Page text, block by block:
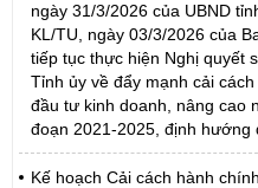
ngày 31/3/2026 của UBND
KL/TU, ngày 03/3/2026 của
tiếp tục thực hiện Nghị quyết
Tỉnh ủy về đẩy mạnh cải
đầu tư kinh doanh, nâng cao
đoạn 2021-2025, định hướng
Kế hoạch Cải cách hành